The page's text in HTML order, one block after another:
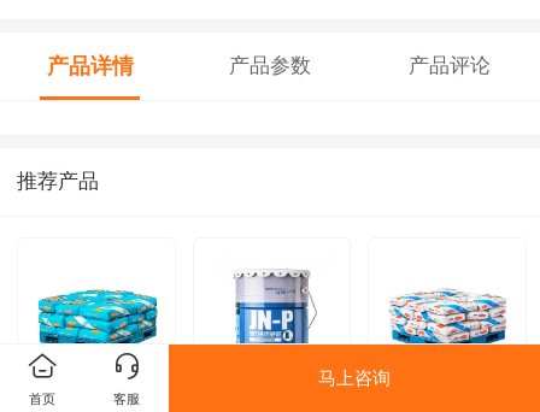
产品详情 产品参数 产品评论
推荐产品
首页 客服
马上咨询